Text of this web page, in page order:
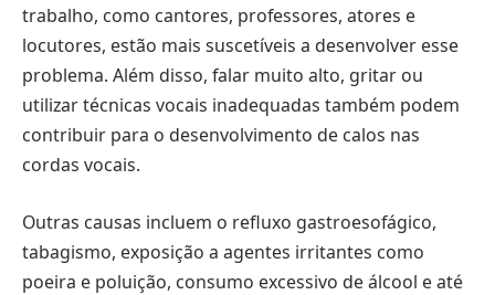
trabalho, como cantores, professores, atores e
locutores, estão mais suscetíveis a desenvolver esse
problema. Além disso, falar muito alto, gritar ou
utilizar técnicas vocais inadequadas também podem
contribuir para o desenvolvimento de calos nas
cordas vocais.
Outras causas incluem o refluxo gastroesofágico,
tabagismo, exposição a agentes irritantes como
poeira e poluição, consumo excessivo de álcool e até